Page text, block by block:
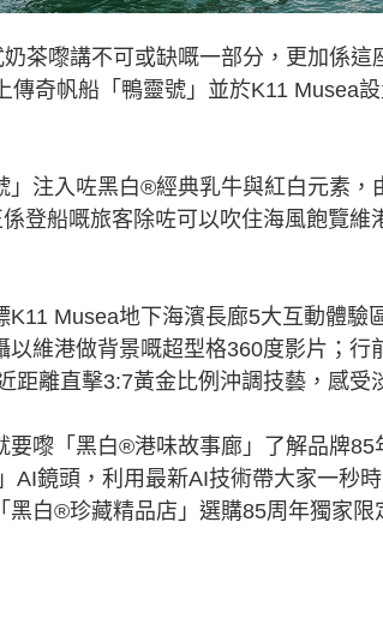
茶嚟講不可或缺嘅一部分，更加係
傳奇帆船「鴨靈號」並於K11 Musea
」注入咗黑白®經典乳牛與紅白元素
登船嘅旅客除咗可以吹住海風飽覽
K11 Musea地下海濱長廊5大互動體
以維港做背景嘅超型格360度影片；
距離直擊3:7黃金比例沖調技藝，感受
要嚟「黑白®港味故事廊」了解品牌
AI鏡頭，利用最新AI技術帶大家一秒
黑白®珍藏精品店」選購85周年獨家